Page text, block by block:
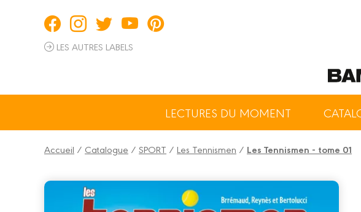
LES AUTRES LABELS
LECTURES DU MOMENT
Accueil / Catalogue / SPORT / Les Tennismen / Les Tennismen - tome 01